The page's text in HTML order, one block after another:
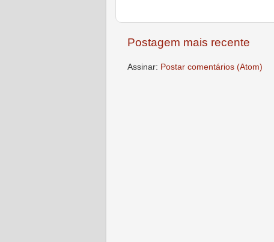
Postagem mais recente
Assinar: Postar comentários (Atom)